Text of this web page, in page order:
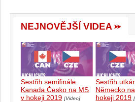
NEJNOVĚJŠÍ VIDEA
Sestřih semifinále
Kanada Česko na MS
v hokeji 2019 [Video]
Sestřih
Německo
hokeji 2019